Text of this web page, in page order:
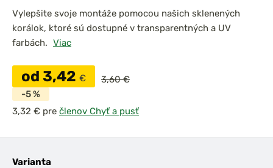
Vylepšite svoje montáže pomocou našich sklenených
korálok, ktoré sú dostupné v transparentných a UV
farbách. Viac
od 3,42 €
3,60 €
-5 %
pre členov Chyť a pusť
Varianta